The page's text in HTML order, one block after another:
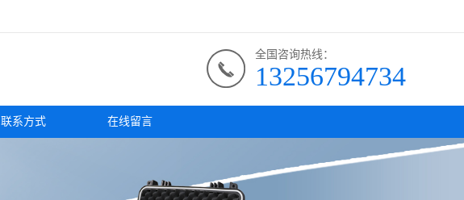
全国咨询热线：
13256794734
联系方式 在线留言